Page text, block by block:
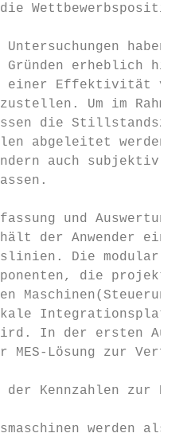
Untersuchungen haben
Gründen erheblich
einer Effektivität
Um im
die
abgeleitet werden.
auch subjektiv
und Auswertung
der Anwender ein
Die modular
die
In der ersten
MES-Lösung zur
Kennzahlen zur
werden als